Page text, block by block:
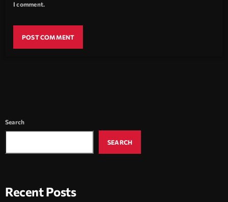
I comment.
Search
SEARCH
Recent Posts